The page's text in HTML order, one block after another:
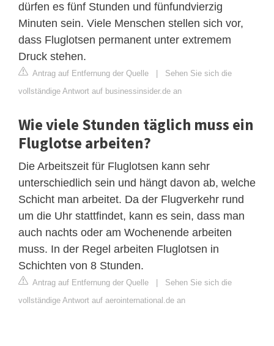
dürfen es fünf Stunden und fünfundvierzig
Minuten sein. Viele Menschen stellen sich vor,
dass Fluglotsen permanent unter extremem
Druck stehen.
Antrag auf Entfernung der Quelle
Sehen Sie sich die
vollständige Antwort auf businessinsider.de an
Wie viele Stunden täglich muss ein
Fluglotse arbeiten?
Die Arbeitszeit für Fluglotsen kann sehr
unterschiedlich sein und hängt davon ab, welche
Schicht man arbeitet. Da der Flugverkehr rund
um die Uhr stattfindet, kann es sein, dass man
auch nachts oder am Wochenende arbeiten
muss. In der Regel arbeiten Fluglotsen in
Schichten von 8 Stunden.
Antrag auf Entfernung der Quelle
Sehen Sie sich die
vollständige Antwort auf aerointernational.de an